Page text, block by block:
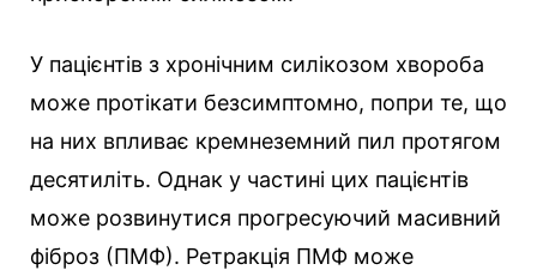
У пацієнтів з хронічним силікозом хвороба
може протікати безсимптомно, попри те, що
на них впливає кремнеземний пил протягом
десятиліть. Однак у частині цих пацієнтів
може розвинутися прогресуючий масивний
фіброз (ПМФ). Ретракція ПМФ може